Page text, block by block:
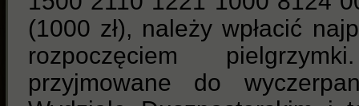
(1000 zł), należy wpłacić
rozpoczęciem
przyjmowane do